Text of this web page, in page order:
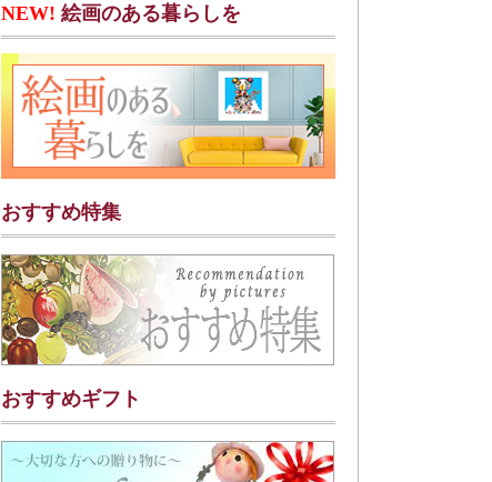
NEW! 絵画のある暮らしを
おすすめ特集
おすすめギフト